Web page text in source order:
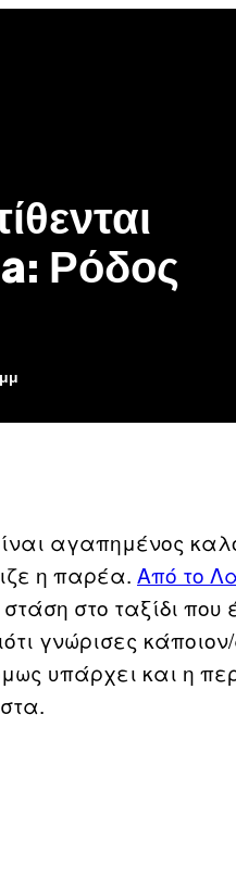
Ρόδος
αγαπημένος
η παρέα. Από το
στο ταξίδι που
γνώρισες
υπάρχει και η